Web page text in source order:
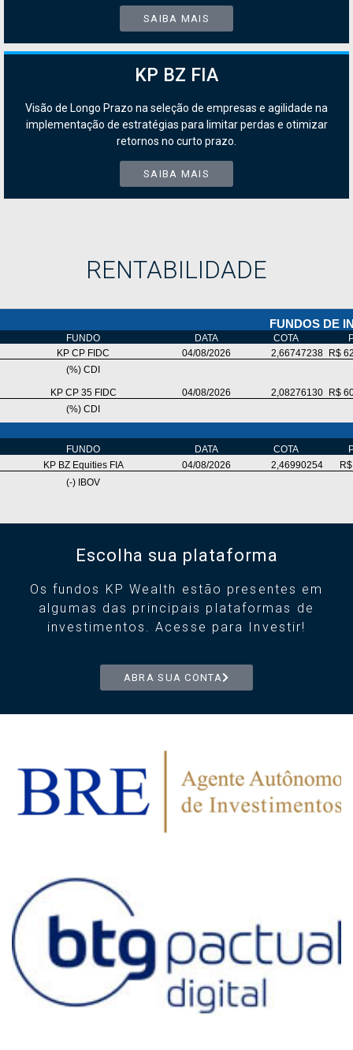
SAIBA MAIS
KP BZ FIA
Visão de Longo Prazo na seleção de empresas e agilidade na
implementação de estratégias para limitar perdas e otimizar
retornos no curto prazo.
SAIBA MAIS
RENTABILIDADE
Escolha sua plataforma
Os fundos KP Wealth estão presentes em
algumas das principais plataformas de
investimentos. Acesse para Investir!
ABRA SUA CONTA